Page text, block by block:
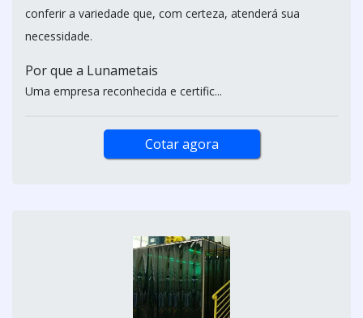
conferir a variedade que, com certeza, atenderá sua
necessidade.
Por que a Lunametais
Uma empresa reconhecida e certific...
Cotar agora